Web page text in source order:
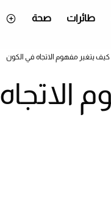
طائرات صحة
يتغير مفهوم الاتجاه في الكون
الاتجاه